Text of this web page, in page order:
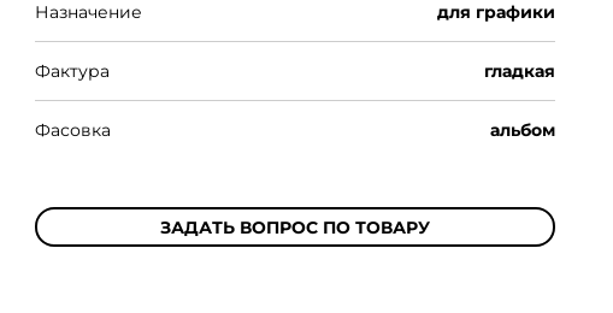
Назначение для графики
Фактура гладкая
Фасовка альбом
ЗАДАТЬ ВОПРОС ПО ТОВАРУ